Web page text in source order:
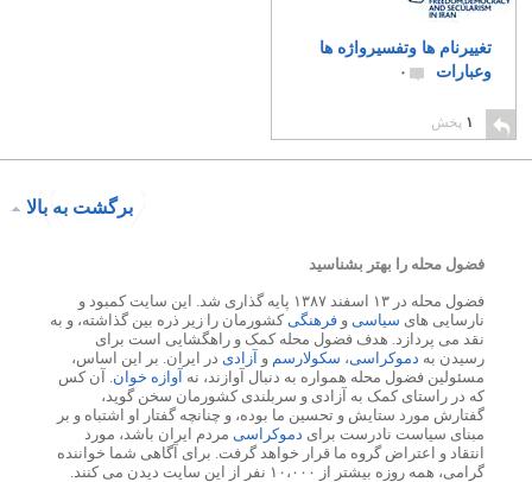
تغییرنام ها وتفسیرواژه ها
وعبارات
۰
۱ پخش
برگشت به بالا
فضول محله را بهتر بشناسید
فضول محله در ۱۳ اسفند ۱۳۸۷ پایه گذاری شد. این سایت کمبود و
نارسایی های سیاسی و فرهنگیکشورمان را زیر ذره بین گذاشته، و به
نقد می پردازد. هدف فضول محله کمک و راهگشایی است برای
رسیدن به دموکراسی، سکولارسم و آزادی در ایران. بر این اساس،
مسئولین فضول محله همواره به دنبال آوازند، نه آوازه خوان. آن کس
که در راستای کمک به آزادی و سربلندی کشورمان سخن گوید،
گفتارش مورد ستایش و تحسین ما بوده، و چنانچه گفتار او اشتباه و بر
مبنای سیاست نادرست برای دموکراسی مردم ایران باشد، مورد
انتقاد و اعتراض گروه ما قرار خواهد گرفت. برای آگاهی شما خواننده
گرامی، همه روزه بیشتر از ۱۰،۰۰۰ نفر از این سایت دیدن می کنند.